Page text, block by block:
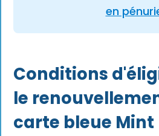
en
Conditions
le
carte bleue Mint